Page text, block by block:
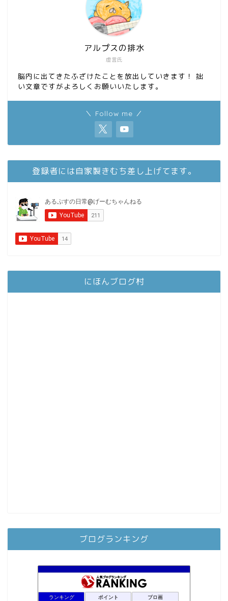
虚言氏
アルプスの排水
脳内に出てきたふざけたことを放出していきます！ 拙
い文章ですがよろしくお願いいたします。
＼ Follow me ／
登録者には自家製きむち差し上げてます。
にほんブログ村
ブログランキング
ランキング ポイント ブロ画